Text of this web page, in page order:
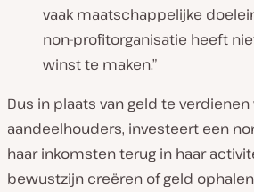
vaak maatschappelijke
non-profitorganisatie heeft
winst te maken.”
Dus in plaats van geld te verdienen
aandeelhouders, investeert een
haar inkomsten terug in haar
bewustzijn creëren of geld